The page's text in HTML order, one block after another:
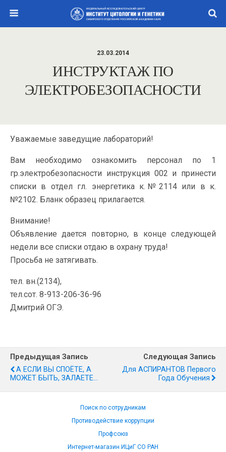
23.03.2014
ИНСТРУКТАЖ ПО
ЭЛЕКТРОБЕЗОПАСНОСТИ
Уважаемые заведущие лабораторий!
Вам необходимо ознакомить персонал по 1
гр.электробезопасности инструкция 002 и принести
списки в отдел гл. энергетика к.№2114 или в к.
№2102. Бланк образец прилагается.
Внимание!
Объявление дается повторно, в конце следующей
недели все списки отдаю в охрану труда!
Просьба не затягивать.
тел. вн.(2134),
тел.сот. 8-913-206-36-96
Дмитрий ОГЭ.
Предыдущая Запись
А ЕСЛИ ВЫ СПОЁТЕ, А
МОЖЕТ БЫТЬ, ЗАЛАЕТЕ...
Следующая Запись
Для АСПИРАНТОВ Первого
Года Обучения
Поиск по сотрудникам
Противодействие коррупции
Профсоюз
Интернет-магазин ИЦиГ СО РАН